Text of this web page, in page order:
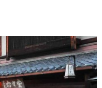
展翅姿態優雅，而享有
原始模樣因此又有「日本